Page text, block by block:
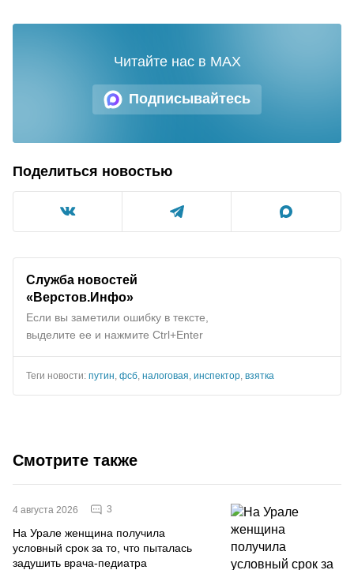
Подписывайтесь
Читайте нас в MAX
Поделиться новостью
Служба новостей
«Верстов.Инфо»
Если вы заметили ошибку в тексте,
выделите ее и нажмите Ctrl+Enter
Теги новости: путин фсб налоговая инспектор взятка
Смотрите также
4 августа 2026 3
На Урале женщина получила
условный срок за то, что пыталась
задушить врача-педиатра